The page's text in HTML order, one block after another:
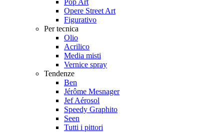
Opere Street Art
Figurativo
Per tecnica
Olio
Acrilico
Media misti
Vernice spray
Tendenze
Ben
Jérôme Mesnager
Jef Aérosol
Speedy Graphito
Seen
Tutti i pittori